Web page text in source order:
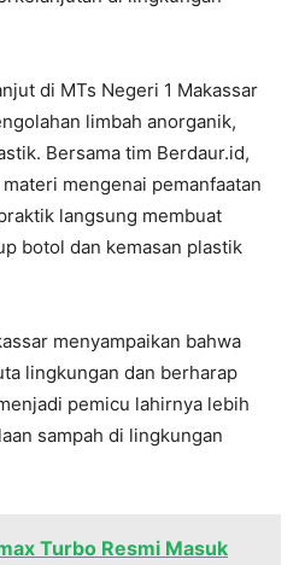
di MTs Negeri 1 Makassar
limbah anorganik,
Bersama tim Berdaur.id,
mengenai pemanfaatan
langsung membuat
botol dan kemasan plastik
menyampaikan bahwa
lingkungan dan berharap
pemicu lahirnya lebih
sampah di lingkungan
Turbo Resmi Masuk